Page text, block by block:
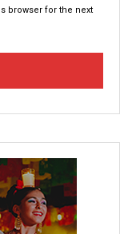
browser for the next